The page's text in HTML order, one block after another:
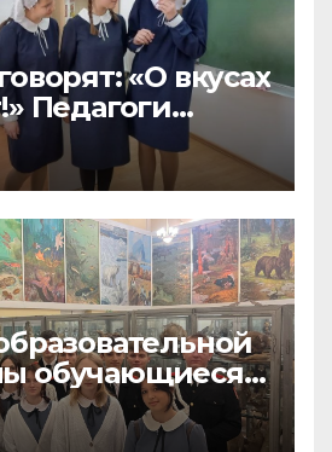
«О вкусах
отделения
О.О.
обучающиеся
посетили
музей и